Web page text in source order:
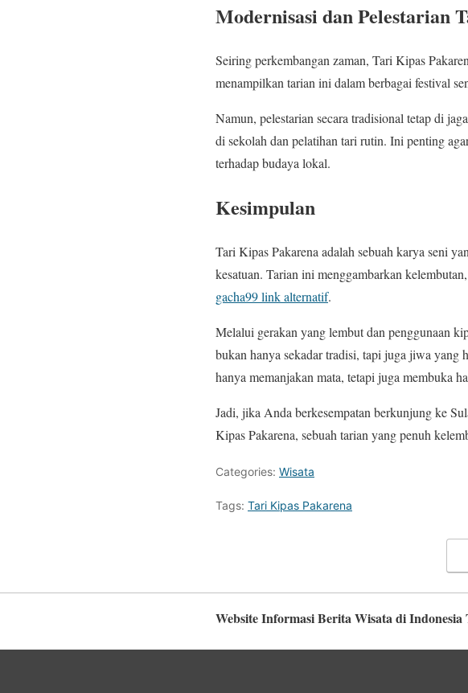
Modernisasi dan Pelestarian
Seiring perkembangan zaman, Tari Kipas
menampilkan tarian ini dalam berbagai festival
Namun, pelestarian secara tradisional tetap di
di sekolah dan pelatihan tari rutin. Ini penting
terhadap budaya lokal.
Kesimpulan
Tari Kipas Pakarena adalah sebuah karya seni
kesatuan. Tarian ini menggambarkan
gacha99 link alternatif.
Melalui gerakan yang lembut dan penggunaan
bukan hanya sekadar tradisi, tapi juga jiwa
hanya memanjakan mata, tetapi juga membuka
Jadi, jika Anda berkesempatan berkunjung ke
Kipas Pakarena, sebuah tarian yang penuh
Categories: Wisata
Tags: Tari Kipas Pakarena
Website Informasi Berita Wisata di